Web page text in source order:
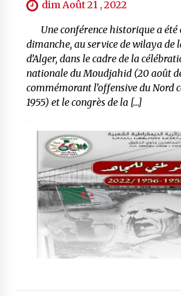
dim Août 21 , 2022
Une conférence historique a été
dimanche, au service de wilaya de
d’Alger, dans le cadre de la
nationale du Moudjahid (20 août
commémorant l’offensive du Nord
1955) et le congrès de la […]